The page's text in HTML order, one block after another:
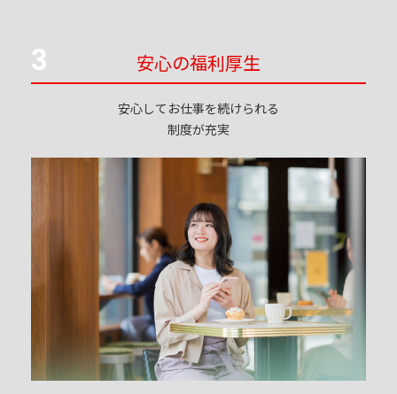
3 安心の福利厚生
安心してお仕事を続けられる
制度が充実